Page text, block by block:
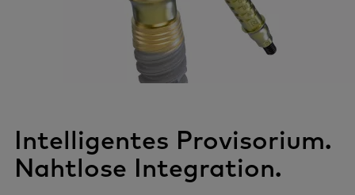
Intelligentes Provisorium.
Nahtlose Integration.